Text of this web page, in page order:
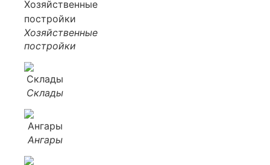
Хозяйственные
постройки
Склады
Ангары